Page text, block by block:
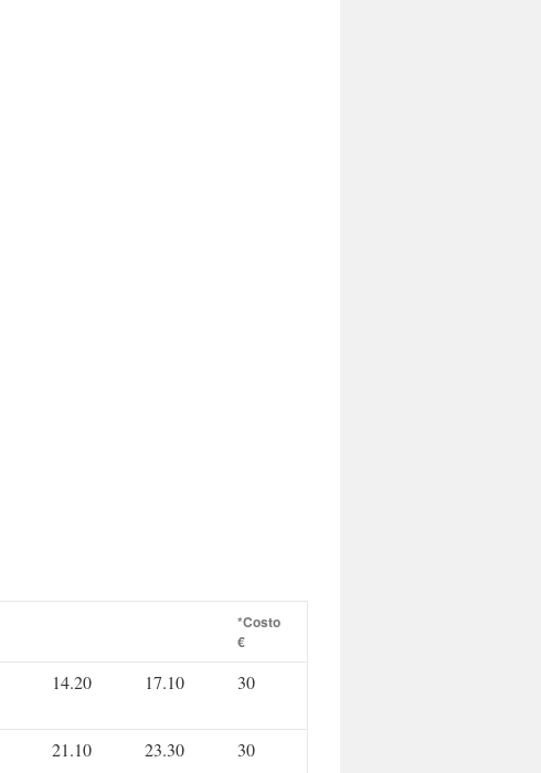
*Costo
€
14.20 17.10 30
21.10 23.30 30